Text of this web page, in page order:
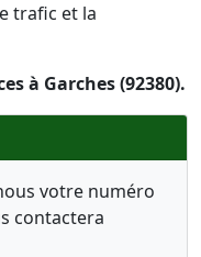
trafic et la
à Garches (92380).
votre numéro
contactera